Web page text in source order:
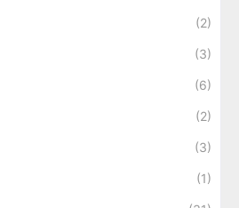
(2)
(3)
(6)
(2)
(3)
(1)